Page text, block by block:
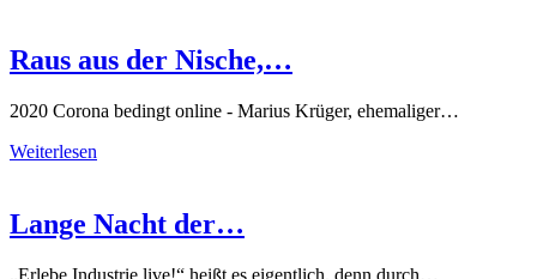
Raus aus der Nische,…
2020 Corona bedingt online - Marius Krüger, ehemaliger…
Weiterlesen
Lange Nacht der…
„Erlebe Industrie live!“ heißt es eigentlich, denn durch…